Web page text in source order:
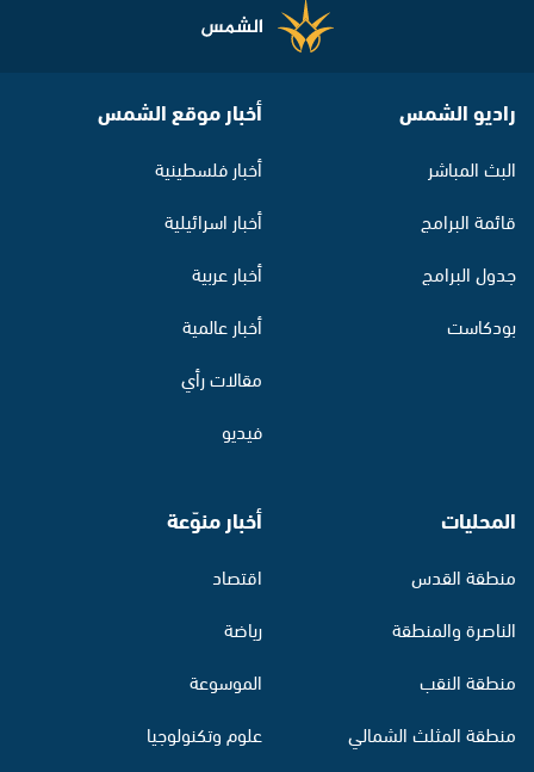
راديو الشمس
البث المباشر
قائمة البرامج
جدول البرامج
بودكاست
أخبار موقع الشمس
أخبار فلسطينية
أخبار اسرائيلية
أخبار عربية
أخبار عالمية
مقالات رأي
فيديو
المحليات
منطقة القدس
الناصرة والمنطقة
منطقة النقب
منطقة المثلث الشمالي
أخبار منوّعة
اقتصاد
رياضة
الموسوعة
علوم وتكنولوجيا